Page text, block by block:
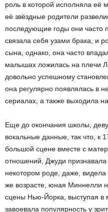
роль в которой исполняла её
её звёздные родители
последующие годы они часто
связала себя узами брака, и
сына, однако, она часто
малышах ложилась на плечи
довольно успешному
она регулярно появлялась в
сериалах, а также выходила
Еще до окончания школы,
вокальные данные, так что, к
большой сцене вместе с
отношений, Джуди
некотором роде, даже,
же возрасте, юная Миннелли
сцены Нью-Йорка, выступая в
завоевала популярность у